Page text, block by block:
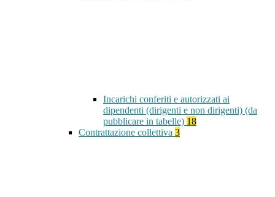
Incarichi conferiti e autorizzati ai
dipendenti (dirigenti e non dirigenti) (da
pubblicare in tabelle) 18
Contrattazione collettiva 3